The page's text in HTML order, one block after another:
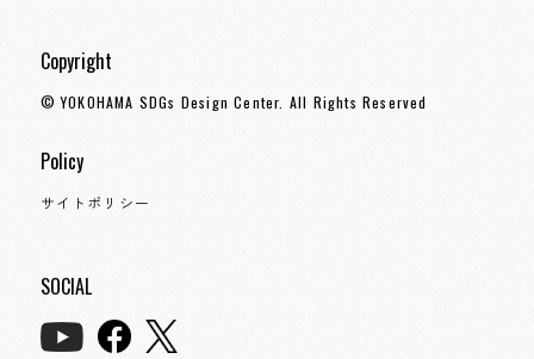
Copyright
© YOKOHAMA SDGs Design Center. All Rights Reserved
Policy
サイトポリシー
SOCIAL